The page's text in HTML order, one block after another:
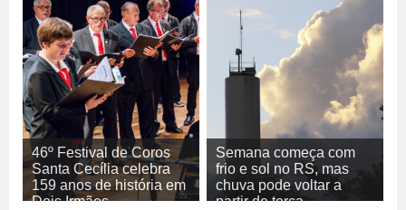
46º Festival de Coros
Santa Cecília celebra
159 anos de história em
Dois Irmãos
Semana começa com
frio e sol no RS, mas
chuva pode voltar a
partir de terça